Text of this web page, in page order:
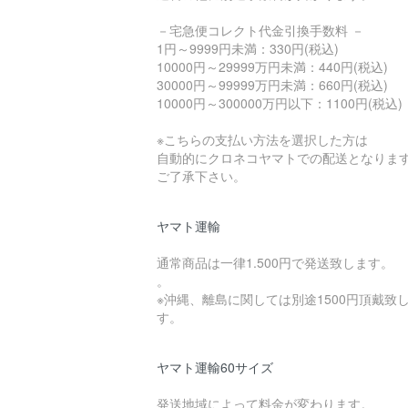
－宅急便コレクト代金引換手数料 －
1円～9999円未満：330円(税込)
10000円～29999万円未満：440円(税込)
30000円～99999万円未満：660円(税込)
10000円～300000万円以下：1100円(税込)
※こちらの支払い方法を選択した方は
自動的にクロネコヤマトでの配送となります
ご了承下さい。
ヤマト運輸
通常商品は一律1.500円で発送致します。
。
※沖縄、離島に関しては別途1500円頂戴致
す。
ヤマト運輸60サイズ
発送地域によって料金が変わります。